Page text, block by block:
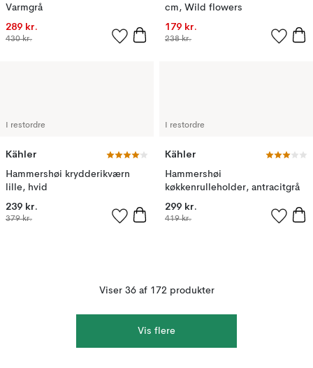
Varmgrå
289 kr.
430 kr.
cm, Wild flowers
179 kr.
238 kr.
I restordre
Kähler
Hammershøi krydderikværn
lille, hvid
239 kr.
379 kr.
I restordre
Kähler
Hammershøi
køkkenrulleholder, antracitgrå
299 kr.
419 kr.
Viser 36 af 172 produkter
Vis flere